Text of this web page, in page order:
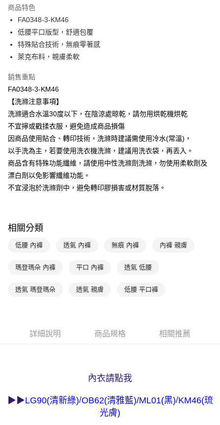
合作金庫商業銀行
華南商業銀行
上海商業儲蓄銀行
國泰世華商業銀行
臺灣中小企業銀行
聯邦商業銀行
台新國際商業銀行
台灣樂天信用卡公司
LINE Pay
Apple Pay
全盈+PAY
AFTEE先享後付
相關說明
【關於「AFTEE先享後付」】
AFTEE先享後付是「在收到商品之後才付款」的支付方式。 讓您購物簡單
便利好安心！
１．簡單：不需註冊會員、不需綁卡、不需儲值。
２．便利：只要手機號碼，簡訊認證，即可結帳。
３．安心：先確認商品／服務後，再付款。
【「AFTEE先享後付」結帳流程】
３．收到繳費通知簡訊後14天內，點擊此簡訊中的連結，可透過四大超商／
※ 請注意：結帳手續完成當下不需立刻繳費，但若您需要取消訂單，請聯絡
後付繳納相關費用。
※ 交易是否成功請以「AFTEE先享後付 」之結帳頁面顯示為準，若有關於
客戶支援中心」https://netprotections.freshdesk.com/support/home
權轉讓予恩沛科技股份有限公司。
時審查核予不同之上限額度；若仍有額度不足之情形，本公司將視審查結果
請求用戶進行身份認證。
５．嚴禁一人註冊多個帳號或使用他人資訊註冊。若發現惡意使用之情形，
ATM付款
運送方式
全家取貨付款$888免運-以PackAge+配客嘉循環箱包裝寄出
每筆NT$90，滿NT$888(含以上)免運費
每筆NT$90，滿NT$888(含以上)免運費
萊爾富取貨付款
付款後萊爾富取貨
每筆NT$90，滿NT$1,000(含以上)免運費
付款後7-11取貨
每筆NT$90，滿NT$1,000(含以上)免運費
離島宅配
每筆NT$150，滿NT$2,000(含以上)免運費
商品特色
FA0348-3-KM46
低腰平口版型，舒適包覆
特殊貼合技術，無痕零著感
萊克布料，親膚柔軟
銷售重點
FA0348-3-KM46
【洗滌注意事項】
洗滌適合水溫30度以下，在陰涼處晾乾，請勿用烘乾機烘乾
不宜擰或戳揉衣服，避免造成商品損傷
因商品使用貼合、轉印技術，洗滌時建議需使用冷水(常溫)，
以手洗為主，若要使用洗衣機洗滌，建議用洗衣袋，再丟入。
商品含有特殊功能纖維，請使用中性洗滌劑洗滌，勿使用柔軟劑及
漂白劑以免影響纖維功能。
不宜浸泡於洗滌劑中，避免轉印膠損害或材質脫落。
相關分類
低腰 內褲 透氣 內褲 無痕 內褲 內褲 親膚
瑪登瑪朵 內褲 平口 內褲 透氣 低腰
透氣 瑪登瑪朵 透氣 親膚 低腰 平口褲
詳細說明 商品規格 相關推薦
內衣請點我
▶▶LG90(清新綠)/OB62(清雅藍)/ML01(黑)/KM46(琉
光膚)